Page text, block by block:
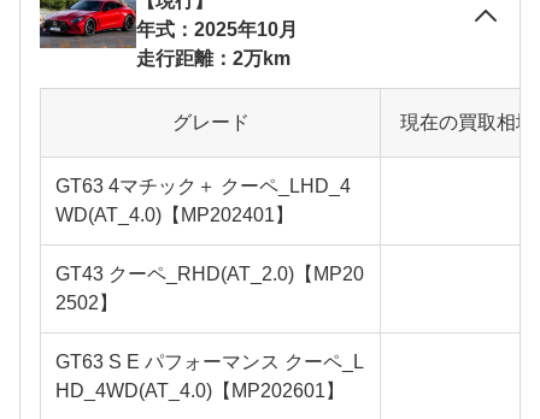
年式：2025年10月
走行距離：2万km
グレード 現在の買取相
GT63 4マチック＋ クーペ_LHD_4
WD(AT_4.0)【MP202401】
GT43 クーペ_RHD(AT_2.0)【MP20
2502】
GT63 S E パフォーマンス クーペ_L
HD_4WD(AT_4.0)【MP202601】